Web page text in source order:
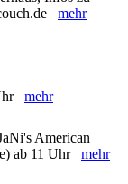
mehr
mehr
American
ab 11 Uhr mehr